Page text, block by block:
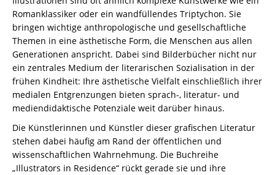
Romanklassiker oder ein wandfüllendes Triptychon. Sie
bringen wichtige anthropologische und gesellschaftliche
Themen in eine ästhetische Form, die Menschen aus allen
Generationen anspricht. Dabei sind Bilderbücher nicht nur
ein zentrales Medium der literarischen Sozialisation in der
frühen Kindheit: Ihre ästhetische Vielfalt einschließlich ihrer
medialen Entgrenzungen bieten sprach-, literatur- und
mediendidaktische Potenziale weit darüber hinaus.
Die Künstlerinnen und Künstler dieser grafischen Literatur
stehen dabei häufig am Rand der öffentlichen und
wissenschaftlichen Wahrnehmung. Die Buchreihe
„Illustrators in Residence“ rückt gerade sie und ihre